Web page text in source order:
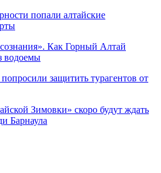
попали алтайские
Как Горный Алтай
водоемы
защитить турагентов от
Зимовки» скоро будут ждать
Барнаула